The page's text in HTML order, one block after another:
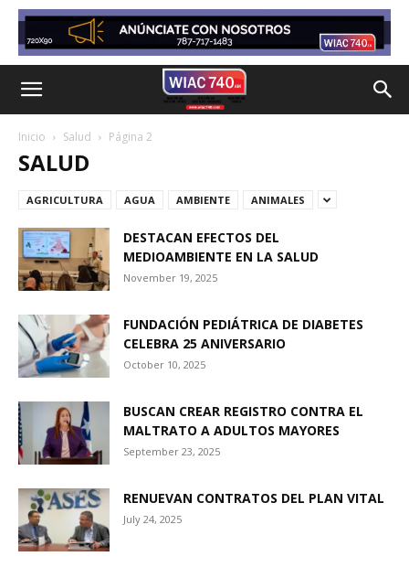
Inicio Salud Página 2
SALUD
AGRICULTURA AGUA AMBIENTE ANIMALES
DESTACAN EFECTOS DEL
MEDIOAMBIENTE EN LA SALUD
November 19, 2025
FUNDACIÓN PEDIÁTRICA DE DIABETES
CELEBRA 25 ANIVERSARIO
October 10, 2025
BUSCAN CREAR REGISTRO CONTRA EL
MALTRATO A ADULTOS MAYORES
September 23, 2025
RENUEVAN CONTRATOS DEL PLAN VITAL
July 24, 2025